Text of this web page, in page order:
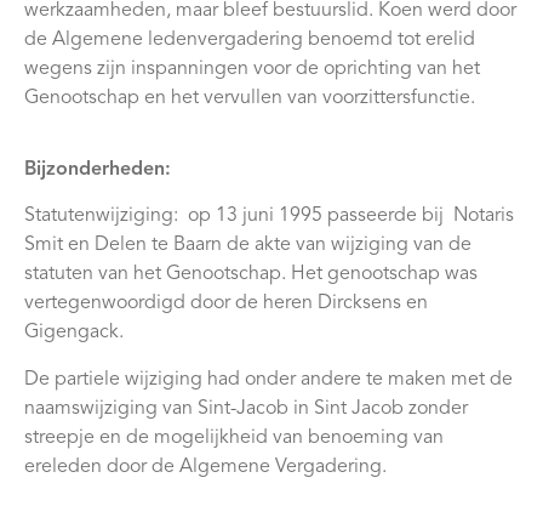
Nieuws
Webshop
Contact
werkzaamheden, maar bleef bestuurslid. Koen werd door
de Algemene ledenvergadering benoemd tot erelid
wegens zijn inspanningen voor de oprichting van het
Genootschap en het vervullen van voorzittersfunctie.
Bijzonderheden:
Statutenwijziging: op 13 juni 1995 passeerde bij Notaris
Smit en Delen te Baarn de akte van wijziging van de
statuten van het Genootschap. Het genootschap was
vertegenwoordigd door de heren Dircksens en
Gigengack.
De partiele wijziging had onder andere te maken met de
naamswijziging van Sint-Jacob in Sint Jacob zonder
streepje en de mogelijkheid van benoeming van
ereleden door de Algemene Vergadering.